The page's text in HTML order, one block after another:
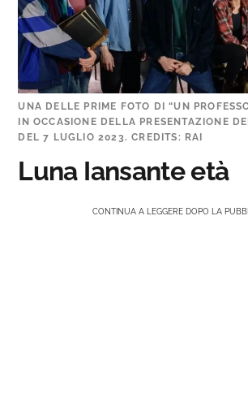
UNA DELLE PRIME FOTO DI “UN
IN OCCASIONE DELLA PRESENTAZIONE
DEL 7 LUGLIO 2023. CREDITS: RAI
Luna Iansante età
CONTINUA A LEGGERE DOPO LA